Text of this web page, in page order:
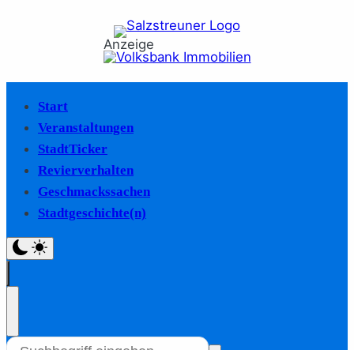
Anzeige
Start
Veranstaltungen
StadtTicker
Revierverhalten
Geschmackssachen
Stadtgeschichte(n)